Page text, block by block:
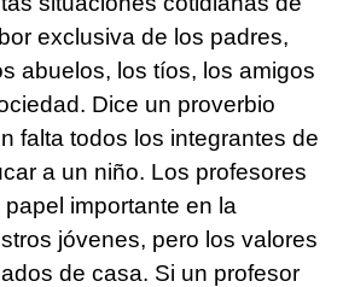
exclusiva de los padres,
abuelos, los tíos, los amigos
Dice un proverbio
falta todos los integrantes de
a un niño. Los profesores
importante en la
jóvenes, pero los valores
de casa. Si un profesor